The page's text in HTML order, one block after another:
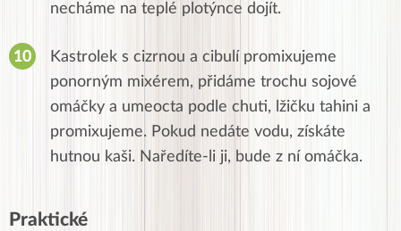
necháme na teplé plotýnce dojít.
Kastrolek s cizrnou a cibulí promixujeme
ponorným mixérem, přidáme trochu sojové
omáčky a umeocta podle chuti, lžičku tahini a
promixujeme. Pokud nedáte vodu, získáte
hutnou kaši. Naředíte-li ji, bude z ní omáčka.
Praktické